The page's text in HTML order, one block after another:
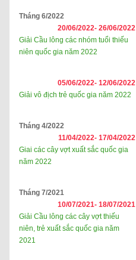
Tháng 6/2022
20/06/2022- 26/06/2022
Giải Cầu lông các nhóm tuổi thiếu
niên quốc gia năm 2022
05/06/2022- 12/06/2022
Giải vô địch trẻ quốc gia năm 2022
Tháng 4/2022
11/04/2022- 17/04/2022
Giai các cây vợt xuất sắc quốc gia
năm 2022
Tháng 7/2021
10/07/2021- 18/07/2021
Giải Cầu lông các cây vợt thiếu
niên, trẻ xuất sắc quốc gia năm
2021